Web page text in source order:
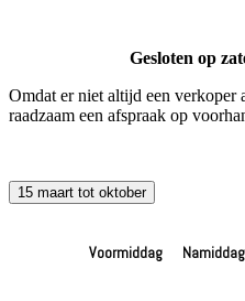
Gesloten op
Omdat er niet altijd een verkoper
raadzaam een afspraak op
15 maart tot oktober
Voormiddag Namiddag